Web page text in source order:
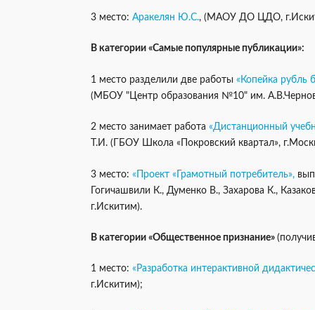
3 место: Аракелян Ю.С., (МАОУ ДО ЦДО,
В категории «Самые популярные публикации»:
1 место разделили две работы «Копейка рубль
(МБОУ "Центр образования №10" им.
2 место занимает работа «Дистанционный
Т.И. (ГБОУ Школа «Покровский квартал»,
3 место: «Проект «Грамотный потребитель»,
Гогичашвили К., Думенко В., Захарова К.,
г.Искитим).
В категории «Общественное признание»
1 место: «Разработка интерактивной
г.Искитим);